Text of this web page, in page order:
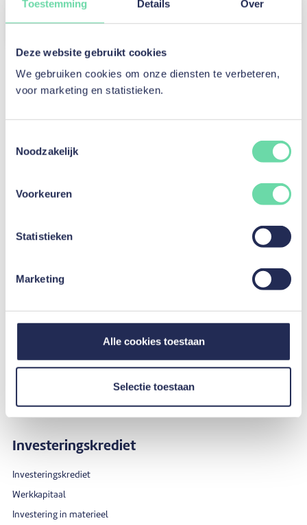
Toestemming Details Over
Deze website gebruikt cookies
We gebruiken cookies om onze diensten te verbeteren,
voor marketing en statistieken.
Noodzakelijk
Voorkeuren
Statistieken
Marketing
Alle cookies toestaan
Selectie toestaan
Ontdek de investeringen
Renovatielening
Autolening
Lening elektrisch voertuig
Huwelijkslening
Hergroepering van leningen
Beloning voor correcte terugbetaling
Investeringskrediet
Investeringskrediet
Werkkapitaal
Investering in materieel